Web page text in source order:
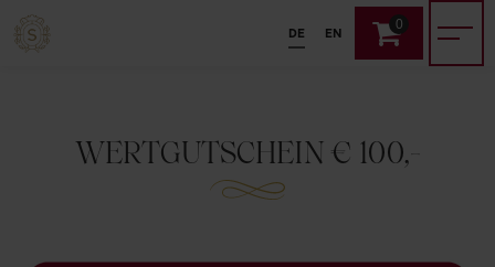
DE EN
0
WERTGUTSCHEIN € 100,-